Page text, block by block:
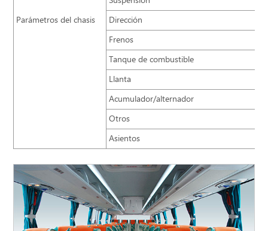
Parámetros del chasis
Dirección
Frenos
Tanque de combustible
Llanta
Acumulador/alternador
Otros
Asientos